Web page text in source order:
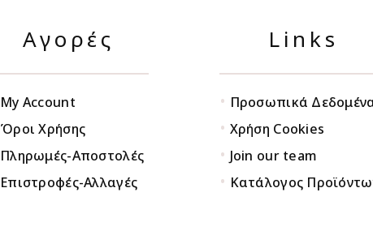
Αγορές
My Account
Όροι Χρήσης
Πληρωμές-Αποστολές
Επιστροφές-Αλλαγές
Links
• Προσωπικά
• Χρήση Cookies
• Join our team
• Κατάλογος